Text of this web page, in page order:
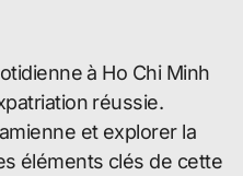
à Ho Chi Minh
réussie.
et explorer la
éléments clés de cette